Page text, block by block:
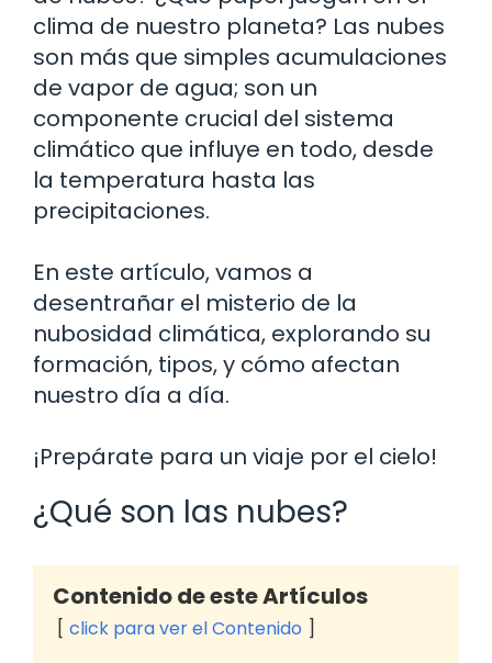
clima de nuestro planeta? Las nubes
son más que simples acumulaciones
de vapor de agua; son un
componente crucial del sistema
climático que influye en todo, desde
la temperatura hasta las
precipitaciones.
En este artículo, vamos a
desentrañar el misterio de la
nubosidad climática, explorando su
formación, tipos, y cómo afectan
nuestro día a día.
¡Prepárate para un viaje por el cielo!
¿Qué son las nubes?
Contenido de este Artículos
click para ver el Contenido